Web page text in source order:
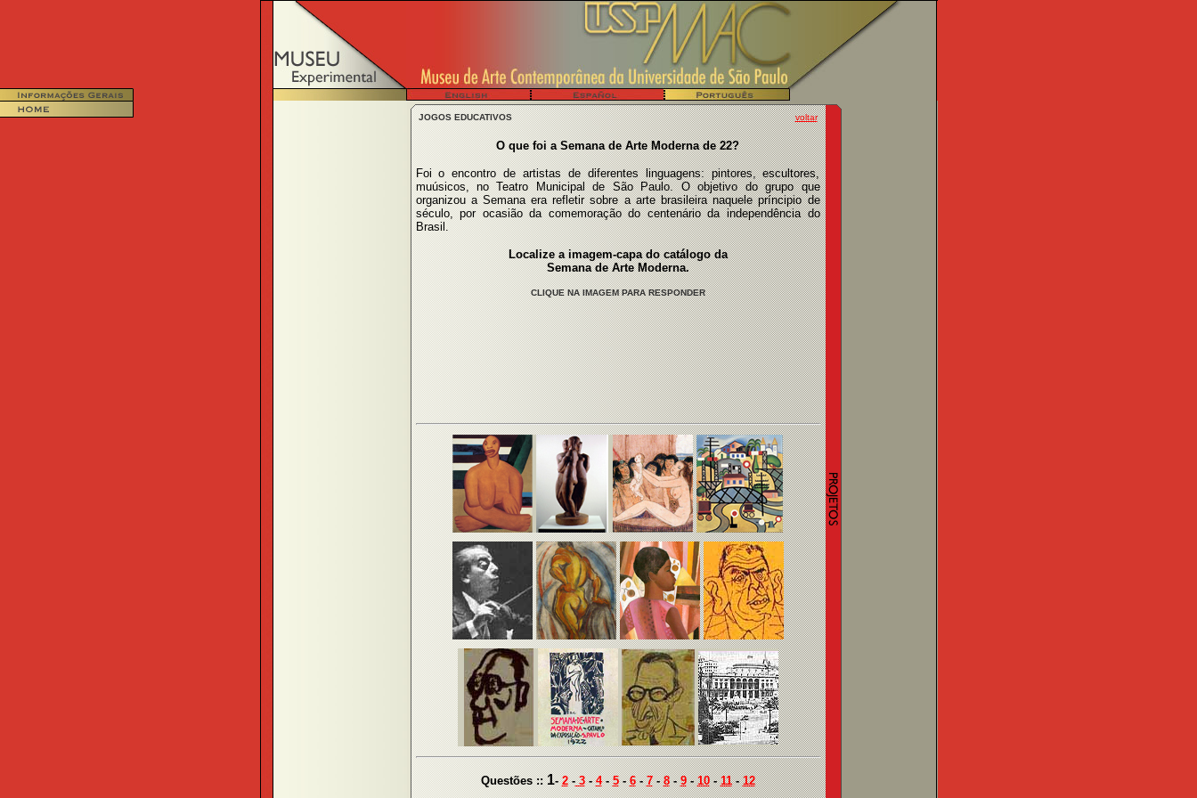
JOGOS EDUCATIVOS voltar
O que foi a Semana de Arte Moderna de 22?
Foi o encontro de artistas de diferentes linguagens: pintores, escultores,
muúsicos, no Teatro Municipal de São Paulo. O objetivo do grupo que
organizou a Semana era refletir sobre a arte brasileira naquele príncipio de
século, por ocasião da comemoração do centenário da independência do
Brasil.
Localize a imagem-capa do catálogo da
Semana de Arte Moderna.
CLIQUE NA IMAGEM PARA RESPONDER
Questões ::1-2-3-4-5-6-7-8-9-10-11-12